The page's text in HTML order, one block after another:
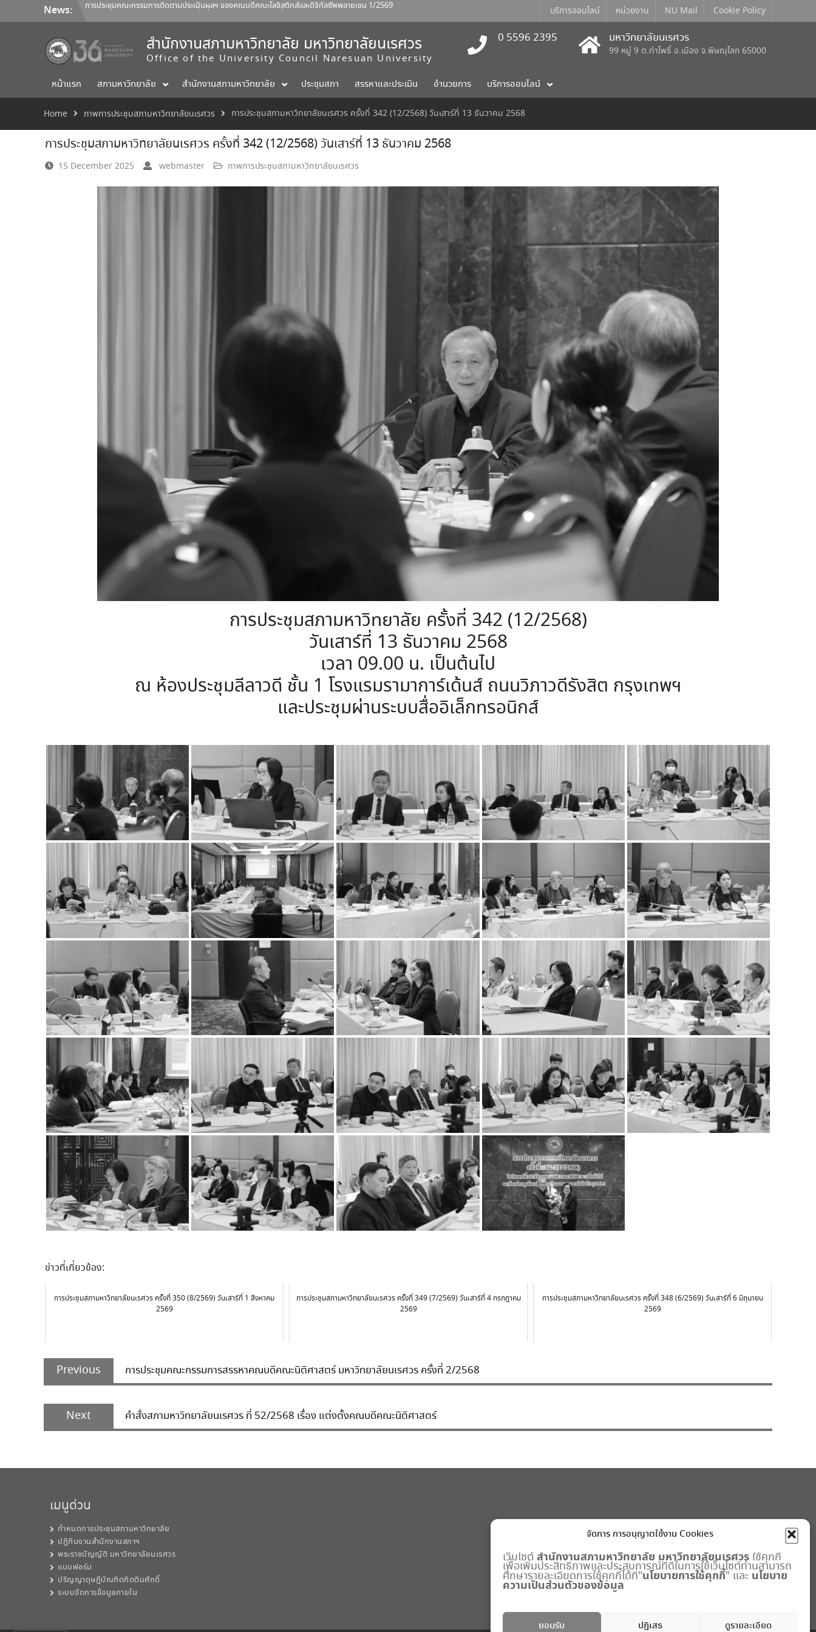
จัดการ การอนุญาตใช้งาน Cookies
เว็บไซต์สำนักงานสภามหาวิทยาลัย มหาวิทยาลัยนเรศวร ใช้คุกกี้
เพื่อเพิ่มประสิทธิภาพและประสบการณ์ที่ดีในการใช้เว็บไซต์ท่านสามารถ
ศึกษารายละเอียดการใช้คุกกี้ได้ที่"นโยบายการใช้คุกกี้" และ นโยบาย
ความเป็นส่วนตัวของข้อมูล
ยอมรับ ปฎิเสธ ดูรายละเอียด
content
News: การประชุมคณะกรรมการติดตามประเมินผลฯ ของคณบดีคณะโลจิสติกส์และดิจิทัลซัพพลายเชน 1/2569
การประชุมสภามหาวิทยาลัยนเรศวร ครั้งที่ 350 (8/2569) วันเสาร์ที่ 1 สิงหาคม 2569
การประชุมคณะกรรมการติดตามประเมินผลฯ ของคณบดีคณะสถาปัตยกรรมศาสตร์ ศิลปะและการ
บริการออนไลน์ หน่วยงาน NU Mail Cookie Policy
สำนักงานสภามหาวิทยาลัย มหาวิทยาลัยนเรศวร
Office of the University Council Naresuan University
0 5596 2395 มหาวิทยาลัยนเรศวร
99 หมู่ 9 ต.ท่าโพธิ์ อ.เมือง จ.พิษณุโลก 65000
หน้าแรก สภามหาวิทยาลัย สำนักงานสภามหาวิทยาลัย ประชุมสภา สรรหาและประเมิน อำนวยการ บริการออนไลน์
Home ภาพการประชุมสภามหาวิทยาลัยนเรศวร การประชุมสภามหาวิทยาลัยนเรศวร ครั้งที่ 342 (12/2568) วันเสาร์ที่ 13 ธันวาคม 2568
การประชุมสภามหาวิทยาลัยนเรศวร ครั้งที่ 342 (12/2568) วันเสาร์ที่ 13 ธันวาคม 2568
15 December 2025 webmaster ภาพการประชุมสภามหาวิทยาลัยนเรศวร
การประชุมสภามหาวิทยาลัย ครั้งที่ 342 (12/2568)
วันเสาร์ที่ 13 ธันวาคม 2568
เวลา 09.00 น. เป็นต้นไป
ณ ห้องประชุมลีลาวดี ชั้น 1 โรงแรมรามาการ์เด้นส์ ถนนวิภาวดีรังสิต กรุงเทพฯ
และประชุมผ่านระบบสื่ออิเล็กทรอนิกส์
ข่าวที่เกี่ยวข้อง:
การประชุมสภามหาวิทยาลัยนเรศวร ครั้งที่ 350 (8/2569) วันเสาร์ที่ 1 สิงหาคม
2569
การประชุมสภามหาวิทยาลัยนเรศวร ครั้งที่ 349 (7/2569) วันเสาร์ที่ 4 กรกฎาคม
2569
การประชุมสภามหาวิทยาลัยนเรศวร ครั้งที่ 348 (6/2569) วันเสาร์ที่ 6 มิถุนายน
2569
Post
navigation
Previous
Previous
post:
การประชุมคณะกรรมการสรรหาคณบดีคณะนิติศาสตร์ มหาวิทยาลัยนเรศวร ครั้งที่ 2/2568
Next
Next
post:
คำสั่งสภามหาวิทยาลัยนเรศวร ที่ 52/2568 เรื่อง แต่งตั้งคณบดีคณะนิติศาสตร์
เมนูด่วน
กำหนดการประชุมสภามหาวิทยาลัย
ปฏิทินงานสำนักงานสภาฯ
พระราชบัญญัติ มหาวิทยาลัยนเรศวร
แบบฟอร์ม
ปริญญาดุษฎีบัณฑิตกิตติมศักดิ์
ระบบจัดการข้อมูลภายใน